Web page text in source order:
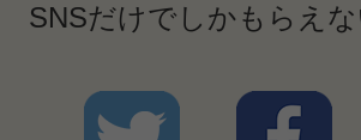
SNSだけでしかもらえ